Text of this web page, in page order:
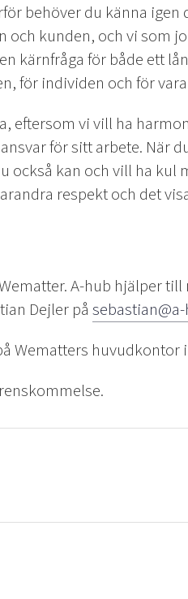
behöver du känna igen
och kunden, och vi som
kärnfråga för både ett
för individen och för
eftersom vi vill ha
för sitt arbete. När
också kan och vill ha kul
respekt och det
A-hub hjälper
Dejler på
Wematters huvudkontor